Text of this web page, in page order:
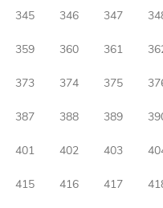
345 346 347
359 360 361
373 374 375
387 388 389
401 402 403
415 416 417